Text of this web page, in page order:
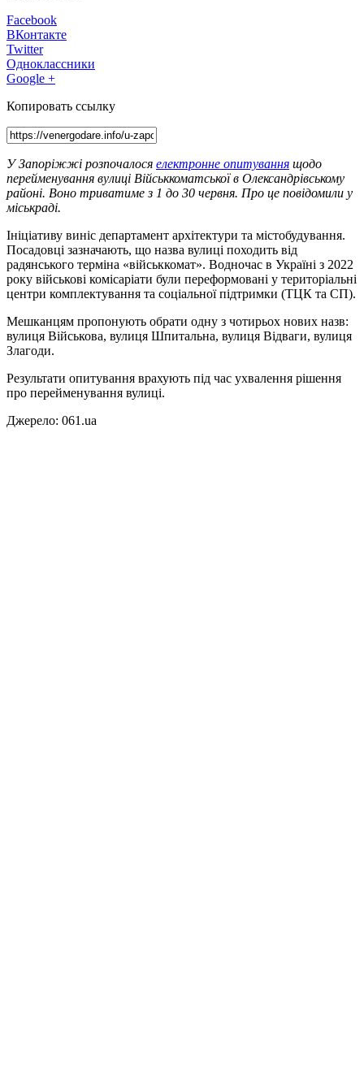
Facebook
ВКонтакте
Twitter
Одноклассники
Google +
Копировать ссылку
У Запоріжжі розпочалося електронне опитування щодо
перейменування вулиці Військкоматської в Олександрівському
районі. Воно триватиме з 1 до 30 червня. Про це повідомили у
міськраді.
Ініціативу виніс департамент архітектури та містобудування.
Посадовці зазначають, що назва вулиці походить від
радянського терміна «військкомат». Водночас в Україні з 2022
року військові комісаріати були переформовані у територіальні
центри комплектування та соціальної підтримки (ТЦК та СП).
Мешканцям пропонують обрати одну з чотирьох нових назв:
вулиця Військова, вулиця Шпитальна, вулиця Відваги, вулиця
Злагоди.
Результати опитування врахують під час ухвалення рішення
про перейменування вулиці.
Джерело: 061.ua